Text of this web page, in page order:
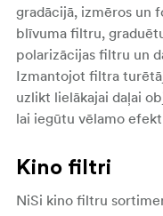
gradācijā, izmēros un
blīvuma filtru,
polarizācijas filtru un
Izmantojot filtra
uzlikt lielākajai daļai
lai iegūtu vēlamo
Kino filtri
NiSi kino filtru